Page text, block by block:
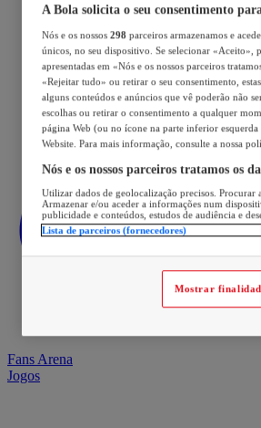
Fans Arena
Jogos
A Bola solicita o seu consentimento
Nós e os nossos 298 parceiros armazenamos e
únicos, no seu dispositivo. Se selecionar «Aceito»,
apresentadas em «Nós e os nossos parceiros
«Rejeitar tudo» ou retirar o seu consentimento,
alguns conteúdos e anúncios que vê poderão não
escolhas ou retirar o consentimento a qualquer
página Web (ou no ícone na parte inferior esquerda
Website. Para mais informação, consulte a nossa
Nós e os nossos parceiros tratamos os
Utilizar dados de geolocalização precisos.
Armazenar e/ou aceder a informações num
publicidade e conteúdos, estudos de audiência e
Lista de parceiros (fornecedores)
Mostrar